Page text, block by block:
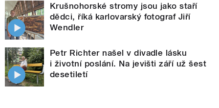
Krušnohorské stromy jsou jako staří
dědci, říká karlovarský fotograf Jiří
Wendler
Petr Richter našel v divadle lásku
i životní poslání. Na jevišti září už šest
desetiletí